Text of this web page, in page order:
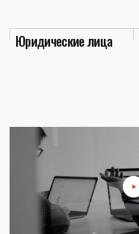
Юридические лица